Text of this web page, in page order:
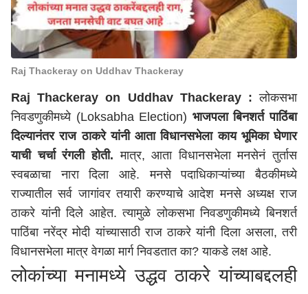
Raj Thackeray on Uddhav Thackeray
Raj Thackeray on Uddhav Thackeray :लोकसभा
निवडणुकीमध्ये (Loksabha Election) भाजपला बिनशर्त पाठिंबा
दिल्यानंतर राज ठाकरे यांनी आता विधानसभेला काय भूमिका घेणार
याची चर्चा रंगली होती. मात्र, आता विधानसभेला मनसेनं तुर्तास
स्वबळाचा नारा दिला आहे. मनसे पदाधिकाऱ्यांच्या बैठकीमध्ये
राज्यातील सर्व जागांवर तयारी करण्याचे आदेश मनसे अध्यक्ष राज
ठाकरे यांनी दिले आहेत. त्यामुळे लोकसभा निवडणुकीमध्ये बिनशर्त
पाठिंबा नरेंद्र मोदी यांच्यासाठी राज ठाकरे यांनी दिला असला, तरी
विधानसभेला मात्र वेगळा मार्ग निवडतात का? याकडे लक्ष आहे.
लोकांच्या मनामध्ये उद्धव ठाकरे यांच्याबद्दलही